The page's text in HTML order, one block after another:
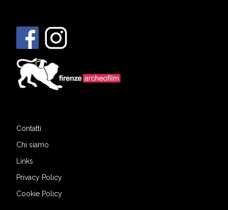
Contatti
Chi siamo
Links
Privacy Policy
Cookie Policy